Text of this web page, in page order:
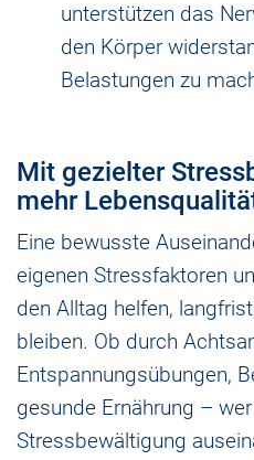
unterstützen das
den Körper
Belastungen zu
Mit gezielter
mehr
Eine bewusste
eigenen Stressfaktoren
den Alltag helfen,
bleiben. Ob durch
Entspannungsübungen,
gesunde Ernährung –
Stressbewältigung